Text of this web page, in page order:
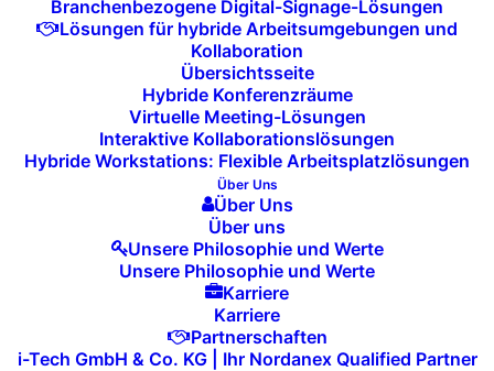
Branchenbezogene Digital-Signage-Lösungen
Lösungen für hybride Arbeitsumgebungen und
Kollaboration
Übersichtsseite
Hybride Konferenzräume
Virtuelle Meeting-Lösungen
Interaktive Kollaborationslösungen
Hybride Workstations: Flexible Arbeitsplatzlösungen
Über Uns
Über Uns
Über uns
Unsere Philosophie und Werte
Unsere Philosophie und Werte
Karriere
Karriere
Partnerschaften
i-Tech GmbH & Co. KG | Ihr Nordanex Qualified Partner
Setzen Sie auf i-Tech, um innovative
Technologien gezielt in Ihre
Geschäftsprozesse zu integrieren und
Wettbewerbsvorteile zu sichern.